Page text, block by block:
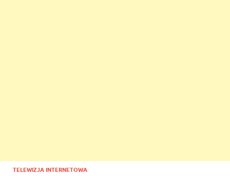
TELEWIZJA INTERNETOWA